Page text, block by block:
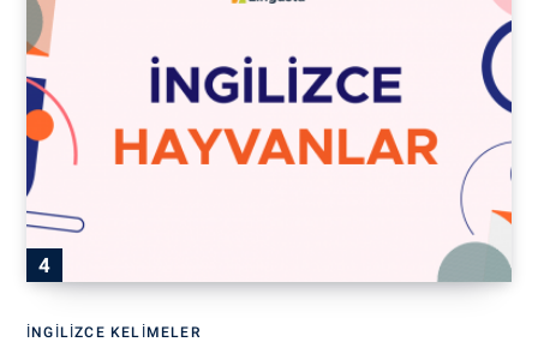
İNGILIZCE KELIMELER